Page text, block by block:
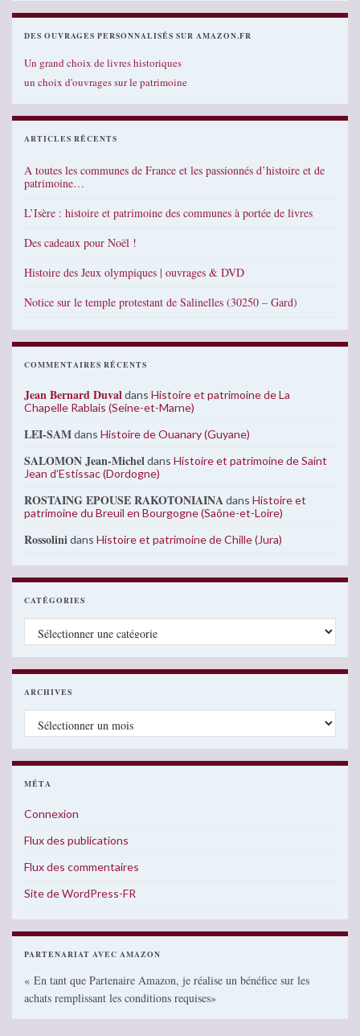
DES OUVRAGES PERSONNALISÉS SUR AMAZON.FR
Un grand choix de livres historiques
un choix d'ouvrages sur le patrimoine
ARTICLES RÉCENTS
A toutes les communes de France et les passionnés d’histoire et de
patrimoine…
L’Isère : histoire et patrimoine des communes à portée de livres
Des cadeaux pour Noël !
Histoire des Jeux olympiques | ouvrages & DVD
Notice sur le temple protestant de Salinelles (30250 – Gard)
COMMENTAIRES RÉCENTS
Jean Bernard Duvaldans Histoire et patrimoine de La
Chapelle Rablais (Seine-et-Marne)
LEI-SAMdans Histoire de Ouanary (Guyane)
SALOMON Jean-Micheldans Histoire et patrimoine de Saint
Jean d’Estissac (Dordogne)
ROSTAING EPOUSE RAKOTONIAINAdans Histoire et
patrimoine du Breuil en Bourgogne (Saône-et-Loire)
Rossolinidans Histoire et patrimoine de Chille (Jura)
CATÉGORIES
Catégories
ARCHIVES
Archives
MÉTA
Connexion
Flux des publications
Flux des commentaires
Site de WordPress-FR
PARTENARIAT AVEC AMAZON
« En tant que Partenaire Amazon, je réalise un bénéfice sur les
achats remplissant les conditions requises»